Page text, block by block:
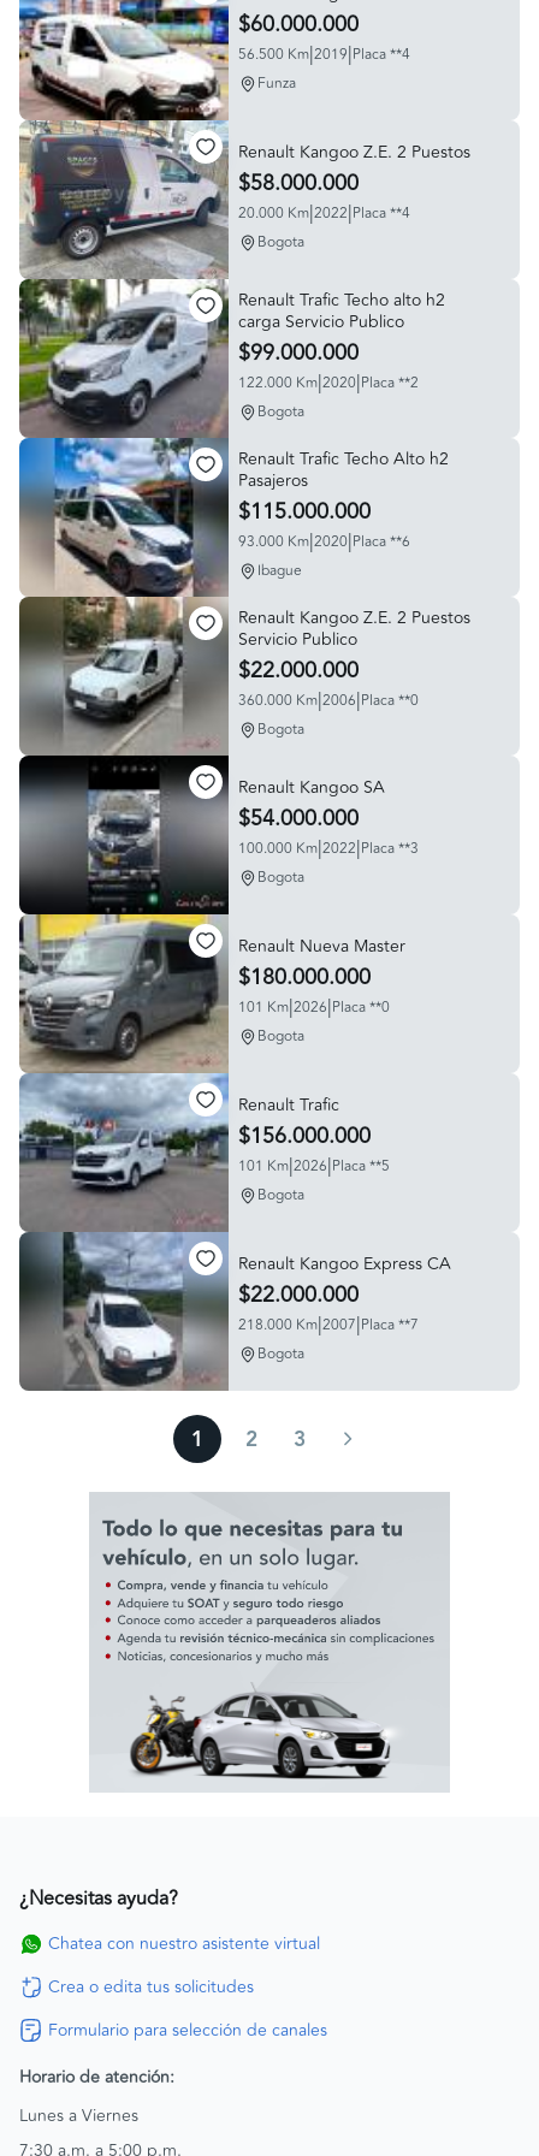
$60.000.000
56.500 Km|2019|Placa **4
Funza
Renault Kangoo Z.E. 2 Puestos
$58.000.000
20.000 Km|2022|Placa **4
Bogota
Renault Trafic Techo alto h2
carga Servicio Publico
$99.000.000
122.000 Km|2020|Placa **2
Bogota
Renault Trafic Techo Alto h2
Pasajeros
$115.000.000
93.000 Km|2020|Placa **6
Ibague
Renault Kangoo Z.E. 2 Puestos
Servicio Publico
$22.000.000
360.000 Km|2006|Placa **0
Bogota
Renault Kangoo SA
$54.000.000
100.000 Km|2022|Placa **3
Bogota
Renault Nueva Master
$180.000.000
101 Km|2026|Placa **0
Bogota
Renault Trafic
$156.000.000
101 Km|2026|Placa **5
Bogota
Renault Kangoo Express CA
$22.000.000
218.000 Km|2007|Placa **7
Bogota
1 2 3
¿Necesitas ayuda?
Chatea con nuestro asistente virtual
Crea o edita tus solicitudes
Formulario para selección de canales
Horario de atención:
Lunes a Viernes